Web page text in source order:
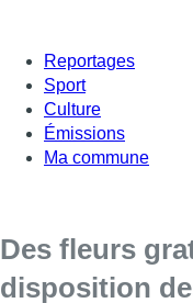
Reportages
Sport
Culture
Émissions
Ma commune
Des fleurs
disposition